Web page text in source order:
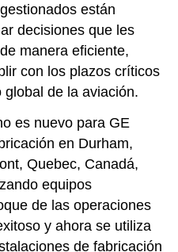
están
decisiones que les
manera eficiente,
con los plazos críticos
de la aviación.
es nuevo para GE
en Durham,
Quebec, Canadá,
equipos
de las operaciones
y ahora se utiliza
de fabricación